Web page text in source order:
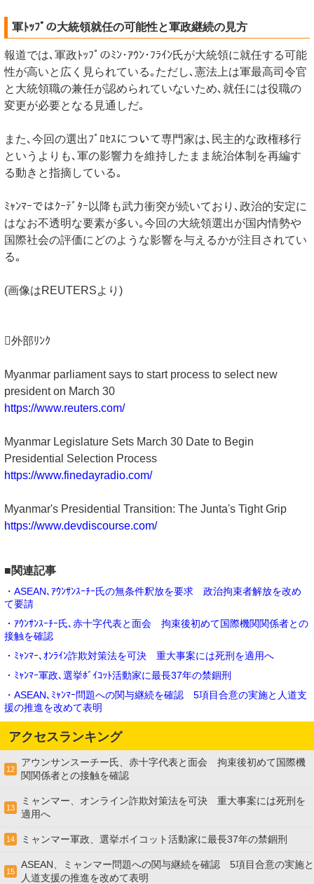
軍ﾄｯﾌﾟの大統領就任の可能性と軍政継続の見方
報道では､軍政ﾄｯﾌﾟのﾐﾝ･ｱｳﾝ･ﾌﾗｲﾝ氏が大統領に就任する可能
性が高いと広く見られている｡ただし､憲法上は軍最高司令官
と大統領職の兼任が認められていないため､就任には役職の
変更が必要となる見通しだ｡
また､今回の選出ﾌﾟﾛｾｽについて専門家は､民主的な政権移行
というよりも､軍の影響力を維持したまま統治体制を再編す
る動きと指摘している｡
ﾐｬﾝﾏｰではｸｰﾃﾞﾀｰ以降も武力衝突が続いており､政治的安定に
はなお不透明な要素が多い｡今回の大統領選出が国内情勢や
国際社会の評価にどのような影響を与えるかが注目されてい
る｡
(画像はREUTERSより)
外部ﾘﾝｸ
Myanmar parliament says to start process to select new
president on March 30
https://www.reuters.com/
Myanmar Legislature Sets March 30 Date to Begin
Presidential Selection Process
https://www.finedayradio.com/
Myanmar's Presidential Transition: The Junta's Tight Grip
https://www.devdiscourse.com/
■関連記事
・ASEAN､ｱｳﾝｻﾝｽｰﾁｰ氏の無条件釈放を要求 政治拘束者解放を改め
て要請
・ｱｳﾝｻﾝｽｰﾁｰ氏､赤十字代表と面会 拘束後初めて国際機関関係者との
接触を確認
・ﾐｬﾝﾏｰ､ｵﾝﾗｲﾝ詐欺対策法を可決 重大事案には死刑を適用へ
・ﾐｬﾝﾏｰ軍政､選挙ﾎﾞｲｺｯﾄ活動家に最長37年の禁錮刑
・ASEAN､ﾐｬﾝﾏｰ問題への関与継続を確認 5項目合意の実施と人道支
援の推進を改めて表明
アクセスランキング
12
アウンサンスーチー氏、赤十字代表と面会 拘束後初めて国際機
関関係者との接触を確認
13
ミャンマー、オンライン詐欺対策法を可決 重大事案には死刑を
適用へ
14 ミャンマー軍政、選挙ボイコット活動家に最長37年の禁錮刑
15
ASEAN、ミャンマー問題への関与継続を確認 5項目合意の実施と
人道支援の推進を改めて表明